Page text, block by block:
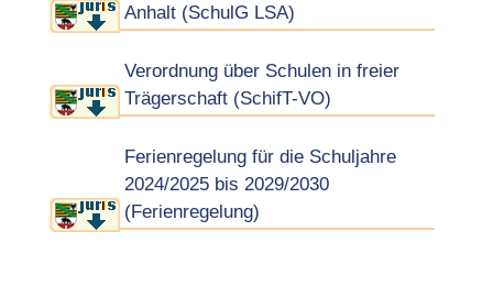
Anhalt (SchulG LSA)
Verordnung über Schulen in freier
Trägerschaft (SchifT-VO)
Ferienregelung für die Schuljahre
2024/2025 bis 2029/2030
(Ferienregelung)